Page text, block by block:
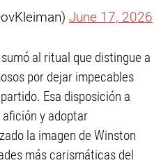
June 17, 2026
al ritual que distingue a
por dejar impecables
Esa disposición a
y adoptar
la imagen de Winston
más carismáticas del